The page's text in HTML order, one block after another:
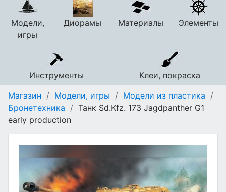
Модели,
игры
Диорамы Материалы Элементы
Инструменты
Клеи, покраска
Магазин / Модели, игры / Модели из пластика /
Бронетехника / Танк Sd.Kfz. 173 Jagdpanther G1
early production